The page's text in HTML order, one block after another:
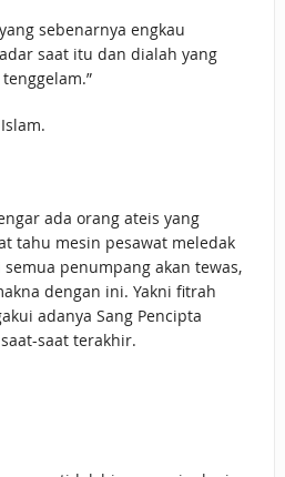
sebenarnya engkau
saat itu dan dialah yang
ada orang ateis yang
tahu mesin pesawat meledak
penumpang akan tewas,
dengan ini. Yakni fitrah
adanya Sang Pencipta
saat terakhir.